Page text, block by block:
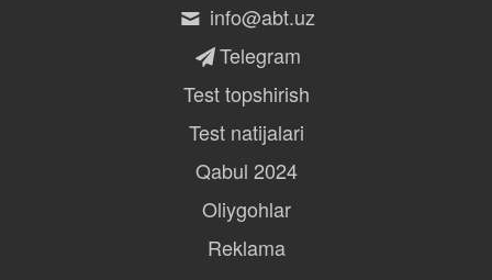
info@abt.uz
Telegram
Test topshirish
Test natijalari
Qabul 2024
Oliygohlar
Reklama